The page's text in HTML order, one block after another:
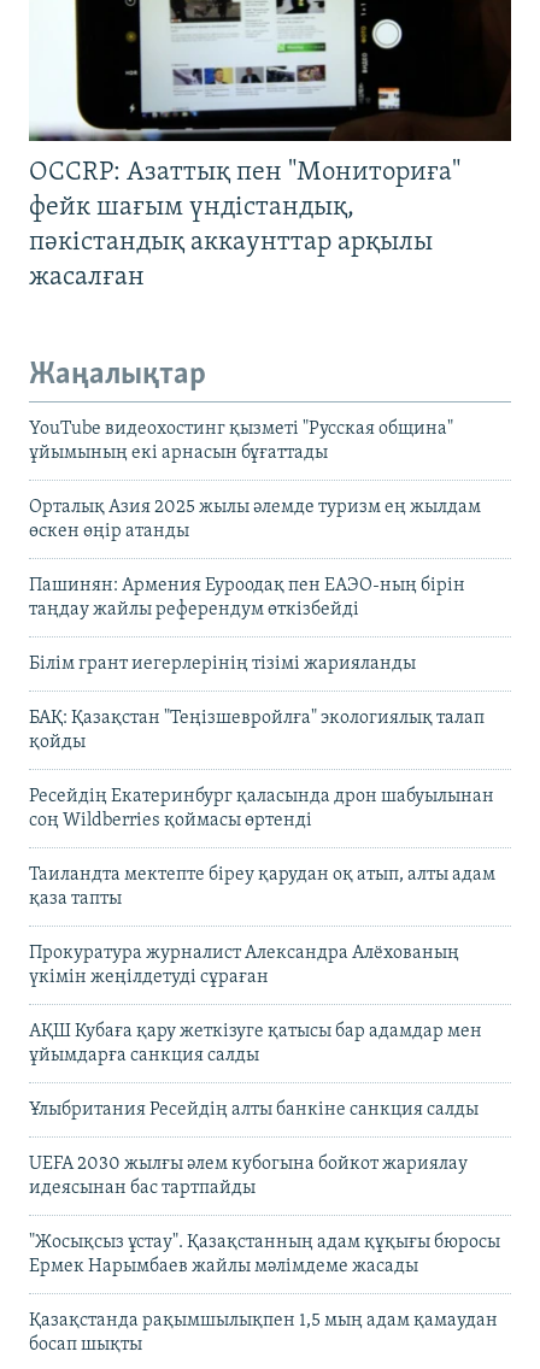
OCCRP: Азаттық пен "Мониториға"
фейк шағым үндістандық,
пәкістандық аккаунттар арқылы
жасалған
Жаңалықтар
YouTube видеохостинг қызметі "Русская община"
ұйымының екі арнасын бұғаттады
Орталық Азия 2025 жылы әлемде туризм ең жылдам
өскен өңір атанды
Пашинян: Армения Еуроодақ пен ЕАЭО-ның бірін
таңдау жайлы референдум өткізбейді
Білім грант иегерлерінің тізімі жарияланды
БАҚ: Қазақстан "Теңізшевройлға" экологиялық талап
қойды
Ресейдің Екатеринбург қаласында дрон шабуылынан
соң Wildberries қоймасы өртенді
Таиландта мектепте біреу қарудан оқ атып, алты адам
қаза тапты
Прокуратура журналист Александра Алёхованың
үкімін жеңілдетуді сұраған
АҚШ Кубаға қару жеткізуге қатысы бар адамдар мен
ұйымдарға санкция салды
Ұлыбритания Ресейдің алты банкіне санкция салды
UEFA 2030 жылғы әлем кубогына бойкот жариялау
идеясынан бас тартпайды
"Жосықсыз ұстау". Қазақстанның адам құқығы бюросы
Ермек Нарымбаев жайлы мәлімдеме жасады
Қазақстанда рақымшылықпен 1,5 мың адам қамаудан
босап шықты